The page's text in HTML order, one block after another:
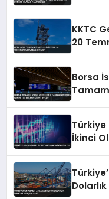
KKTC
20
Borsa
Türkiye
İkinci